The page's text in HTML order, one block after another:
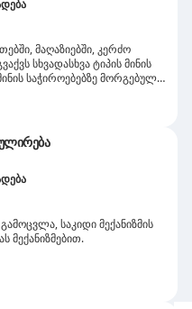
მაღაზიებში, კერძო
მინის
საჭიროებებზე მორგებულ
საკიდი მექანიზმის
მექანიზმებით.